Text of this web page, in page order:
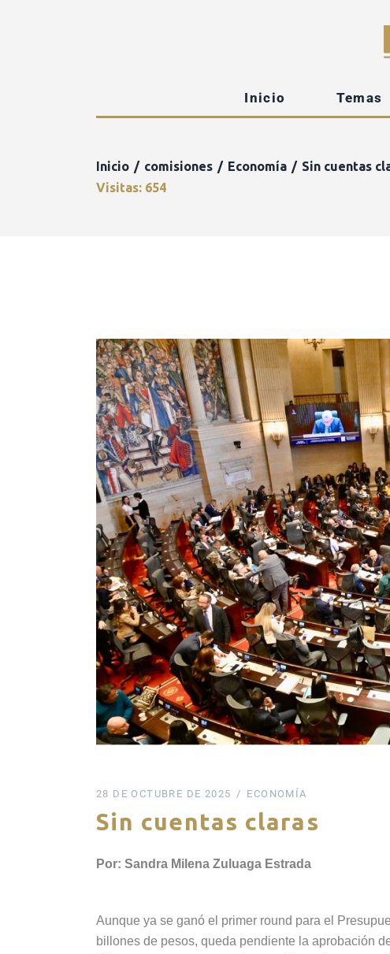
Inicio Temas
Inicio comisiones Economía
Sin cuentas
Visitas: 654
28 DE OCTUBRE DE 2025 ECONOMÍA
Sin cuentas claras
Por: Sandra Milena Zuluaga Estrada
Aunque ya se ganó el primer round para el
billones de pesos, queda pendiente la aprobación